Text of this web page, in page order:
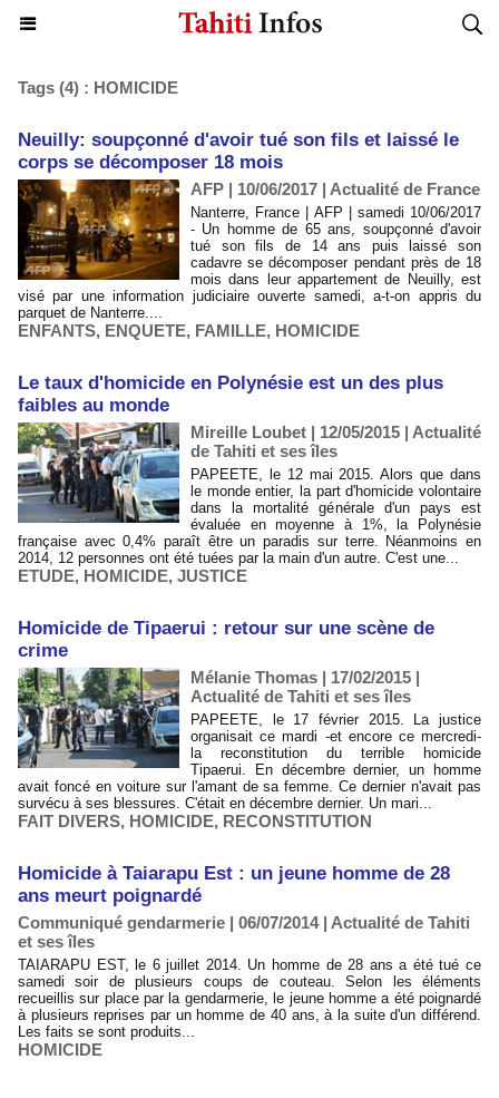
Tags (4) : HOMICIDE
Neuilly: soupçonné d'avoir tué son fils et laissé le
corps se décomposer 18 mois
AFP | 10/06/2017 | Actualité de France
Nanterre, France | AFP | samedi 10/06/2017
- Un homme de 65 ans, soupçonné d'avoir
tué son fils de 14 ans puis laissé son
cadavre se décomposer pendant près de 18
mois dans leur appartement de Neuilly, est
visé par une information judiciaire ouverte samedi, a-t-on appris du
parquet de Nanterre....
ENFANTS, ENQUETE, FAMILLE, HOMICIDE
Le taux d'homicide en Polynésie est un des plus
faibles au monde
Mireille Loubet | 12/05/2015 | Actualité
de Tahiti et ses îles
PAPEETE, le 12 mai 2015. Alors que dans
le monde entier, la part d'homicide volontaire
dans la mortalité générale d'un pays est
évaluée en moyenne à 1%, la Polynésie
française avec 0,4% paraît être un paradis sur terre. Néanmoins en
2014, 12 personnes ont été tuées par la main d'un autre. C'est une...
ETUDE, HOMICIDE, JUSTICE
Homicide de Tipaerui : retour sur une scène de
crime
Mélanie Thomas | 17/02/2015 |
Actualité de Tahiti et ses îles
PAPEETE, le 17 février 2015. La justice
organisait ce mardi -et encore ce mercredi-
la reconstitution du terrible homicide
Tipaerui. En décembre dernier, un homme
avait foncé en voiture sur l'amant de sa femme. Ce dernier n'avait pas
survécu à ses blessures. C'était en décembre dernier. Un mari...
FAIT DIVERS, HOMICIDE, RECONSTITUTION
Homicide à Taiarapu Est : un jeune homme de 28
ans meurt poignardé
Communiqué gendarmerie | 06/07/2014| Actualité de Tahiti
et ses îles
TAIARAPU EST, le 6 juillet 2014. Un homme de 28 ans a été tué ce
samedi soir de plusieurs coups de couteau. Selon les éléments
recueillis sur place par la gendarmerie, le jeune homme a été poignardé
à plusieurs reprises par un homme de 40 ans, à la suite d'un différend.
Les faits se sont produits...
HOMICIDE